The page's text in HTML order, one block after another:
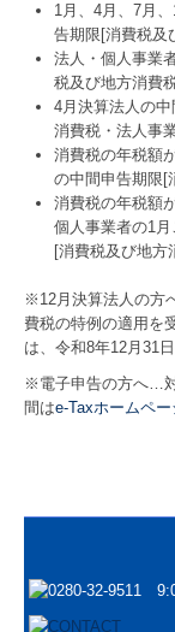
1月、4月、7月
告期限[消費税及
法人・個人事業
税及び地方消費
4月決算法人の
消費税・法人事
消費税の年税額
の中間申告期限[
消費税の年税額
個人事業者の1月
[消費税及び地方
※12月決算法人の方
費税の特例の適用を
は、令和8年12月31
※電子申告の方へ…
間はe-Taxホームペー